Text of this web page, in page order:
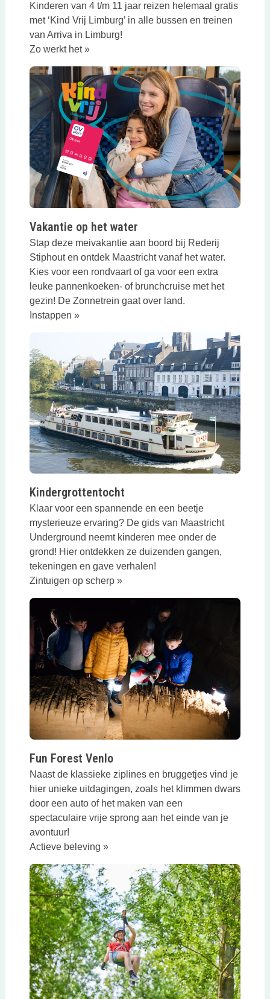
Kinderen van 4 t/m 11 jaar reizen helemaal gratis
met ‘Kind Vrij Limburg’ in alle bussen en treinen
van Arriva in Limburg!
Zo werkt het »
Vakantie op het water
Stap deze meivakantie aan boord bij Rederij
Stiphout en ontdek Maastricht vanaf het water.
Kies voor een rondvaart of ga voor een extra
leuke pannenkoeken- of brunchcruise met het
gezin! De Zonnetrein gaat over land.
Instappen »
Kindergrottentocht
Klaar voor een spannende en een beetje
mysterieuze ervaring? De gids van Maastricht
Underground neemt kinderen mee onder de
grond! Hier ontdekken ze duizenden gangen,
tekeningen en gave verhalen!
Zintuigen op scherp »
Fun Forest Venlo
Naast de klassieke ziplines en bruggetjes vind je
hier unieke uitdagingen, zoals het klimmen dwars
door een auto of het maken van een
spectaculaire vrije sprong aan het einde van je
avontuur!
Actieve beleving »